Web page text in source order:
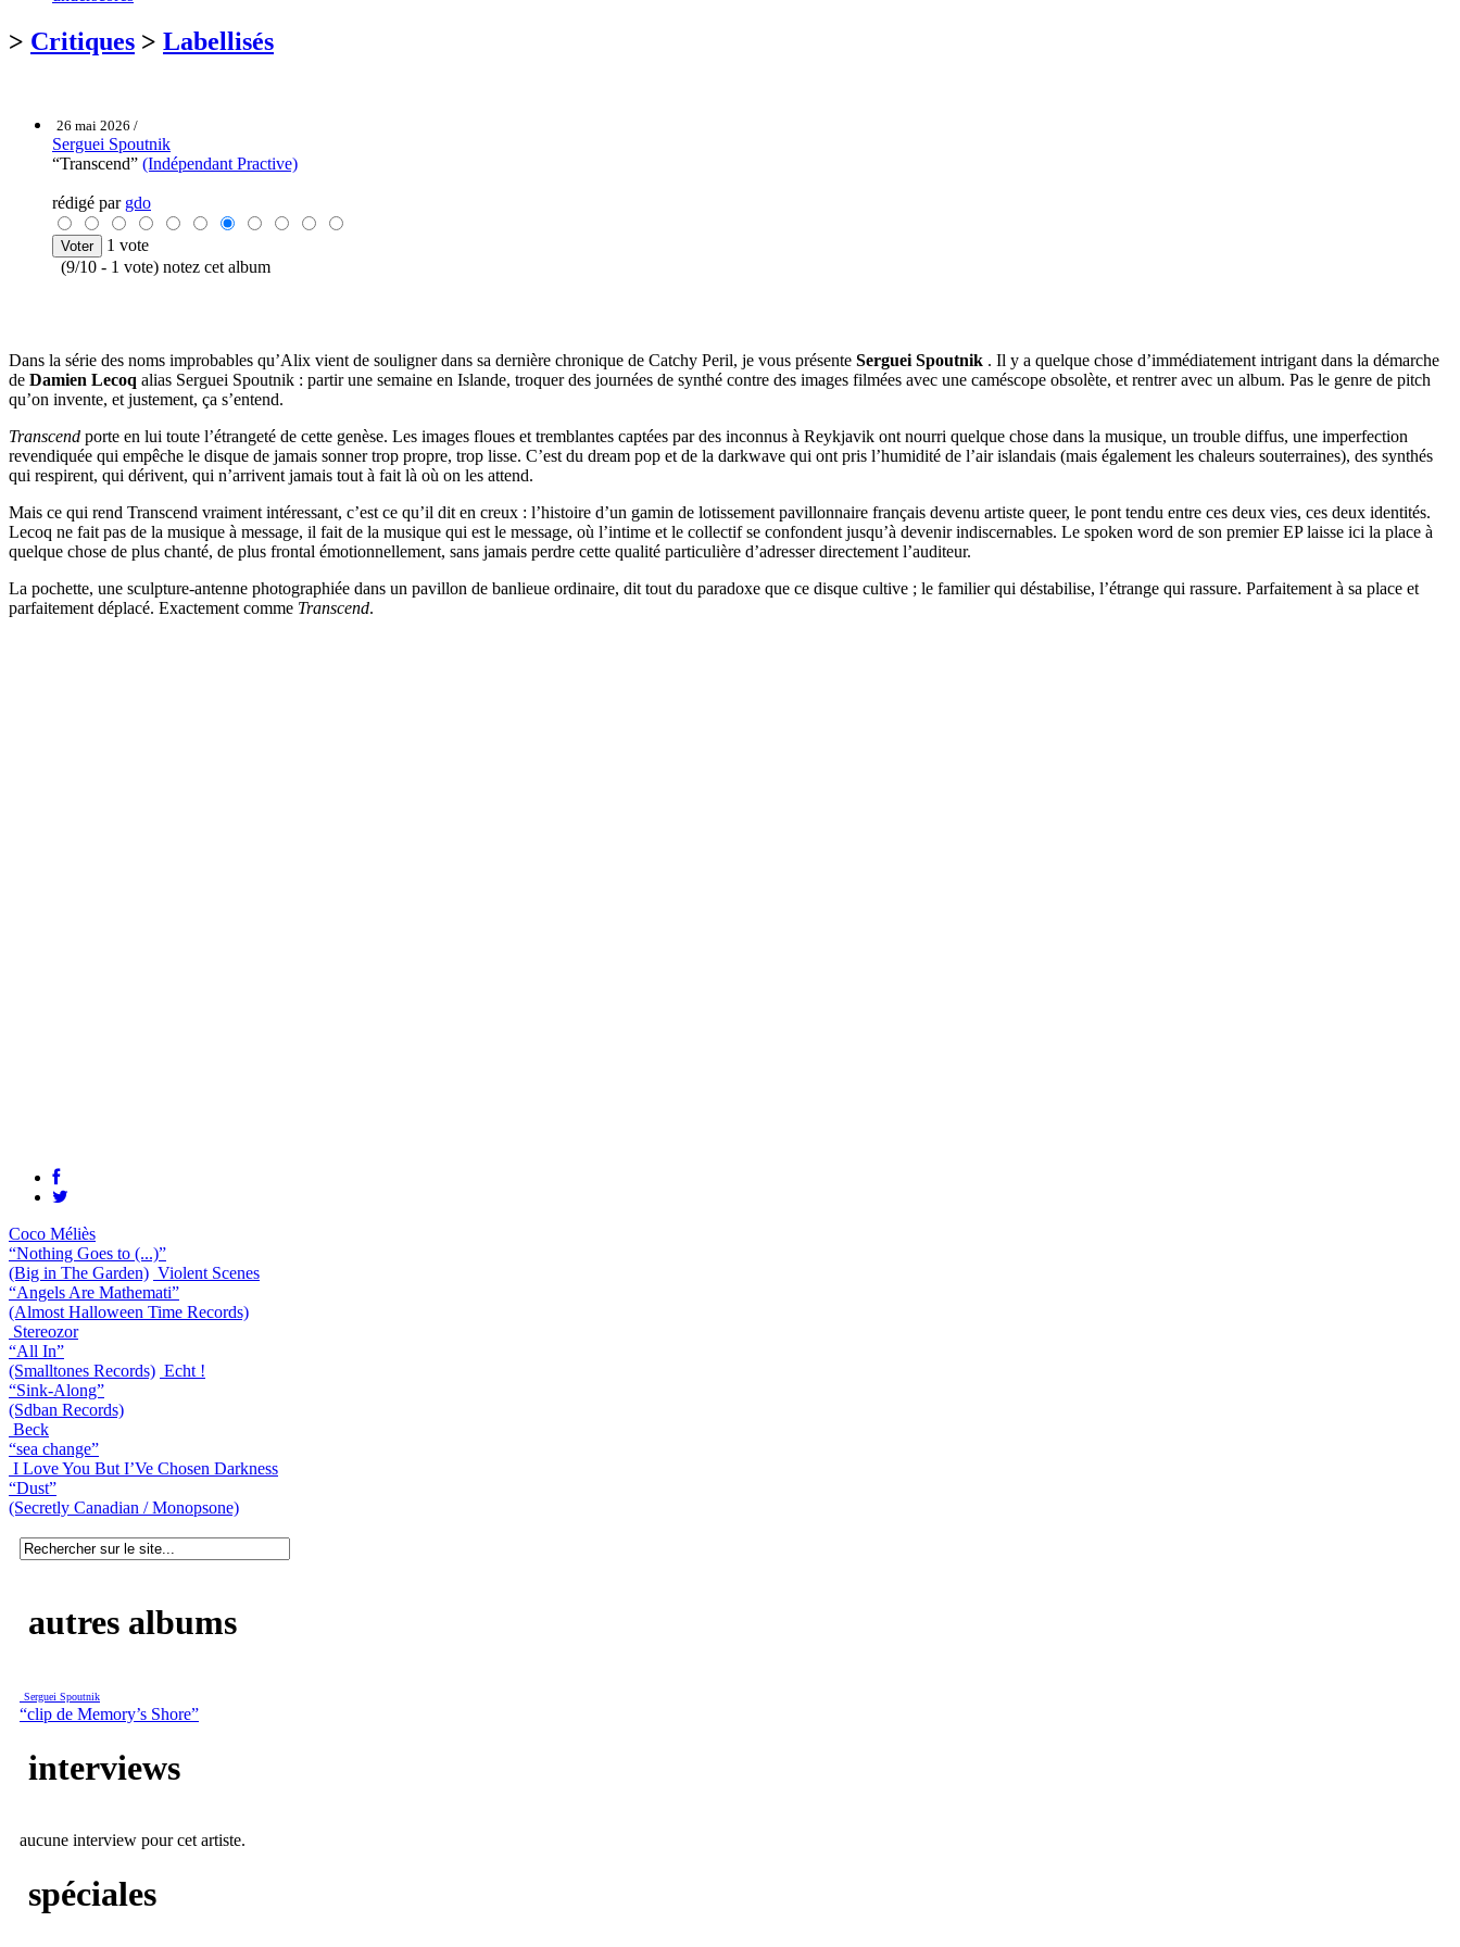
> Critiques > Labellisés
26 mai 2026 /
Serguei Spoutnik
“Transcend” (Indépendant Practive)
rédigé par gdo
1 vote
(9/10 - 1 vote) notez cet album
Dans la série des noms improbables qu’Alix vient de souligner dans sa dernière chronique de Catchy Peril, je vous présente Serguei Spoutnik . Il y a quelque chose d’immédiatement intrigant dans la démarche
de Damien Lecoq alias Serguei Spoutnik : partir une semaine en Islande, troquer des journées de synthé contre des images filmées avec une caméscope obsolète, et rentrer avec un album. Pas le genre de pitch
qu’on invente, et justement, ça s’entend.
Transcend porte en lui toute l’étrangeté de cette genèse. Les images floues et tremblantes captées par des inconnus à Reykjavik ont nourri quelque chose dans la musique, un trouble diffus, une imperfection
revendiquée qui empêche le disque de jamais sonner trop propre, trop lisse. C’est du dream pop et de la darkwave qui ont pris l’humidité de l’air islandais (mais également les chaleurs souterraines), des synthés
qui respirent, qui dérivent, qui n’arrivent jamais tout à fait là où on les attend.
Mais ce qui rend Transcend vraiment intéressant, c’est ce qu’il dit en creux : l’histoire d’un gamin de lotissement pavillonnaire français devenu artiste queer, le pont tendu entre ces deux vies, ces deux identités.
Lecoq ne fait pas de la musique à message, il fait de la musique qui est le message, où l’intime et le collectif se confondent jusqu’à devenir indiscernables. Le spoken word de son premier EP laisse ici la place à
quelque chose de plus chanté, de plus frontal émotionnellement, sans jamais perdre cette qualité particulière d’adresser directement l’auditeur.
La pochette, une sculpture-antenne photographiée dans un pavillon de banlieue ordinaire, dit tout du paradoxe que ce disque cultive ; le familier qui déstabilise, l’étrange qui rassure. Parfaitement à sa place et
parfaitement déplacé. Exactement comme Transcend.
Coco Méliès
“Nothing Goes to (...)”
(Big in The Garden) Violent Scenes
“Angels Are Mathemati”
(Almost Halloween Time Records)
Stereozor
“All In”
(Smalltones Records) Echt !
“Sink-Along”
(Sdban Records)
Beck
“sea change”
I Love You But I’Ve Chosen Darkness
“Dust”
(Secretly Canadian / Monopsone)
autres albums
Serguei Spoutnik
“clip de Memory’s Shore”
interviews
aucune interview pour cet artiste.
spéciales